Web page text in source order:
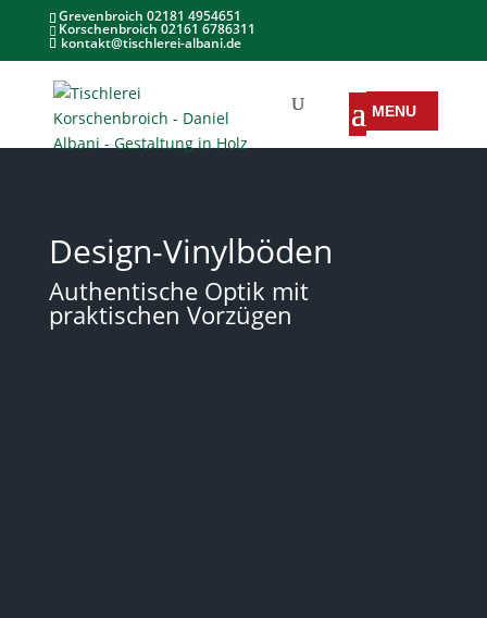
Grevenbroich 02181 4954651
Korschenbroich 02161 6786311
kontakt@tischlerei-albani.de
Design-Vinylböden
Authentische Optik mit
praktischen Vorzügen